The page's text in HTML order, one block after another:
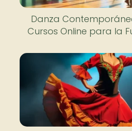
Danza
Cursos Online para la